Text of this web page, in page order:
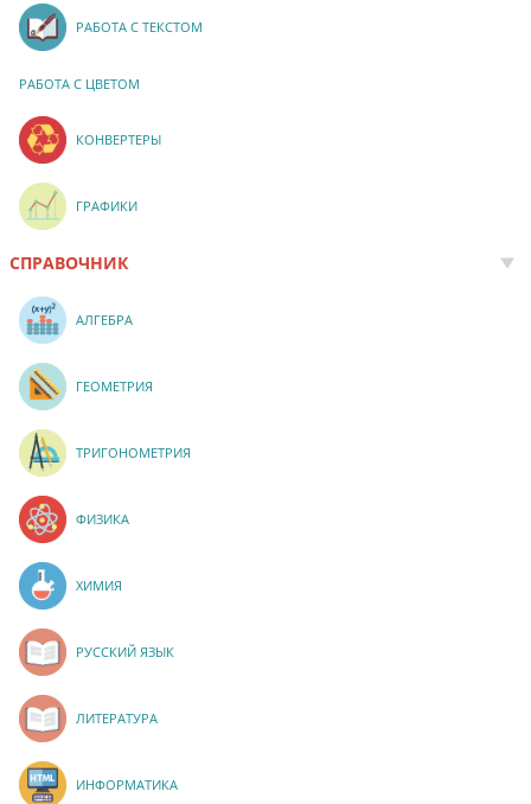
РАБОТА С ТЕКСТОМ
РАБОТА С ЦВЕТОМ
КОНВЕРТЕРЫ
ГРАФИКИ
СПРАВОЧНИК
АЛГЕБРА
ГЕОМЕТРИЯ
ТРИГОНОМЕТРИЯ
ФИЗИКА
ХИМИЯ
РУССКИЙ ЯЗЫК
ЛИТЕРАТУРА
ИНФОРМАТИКА